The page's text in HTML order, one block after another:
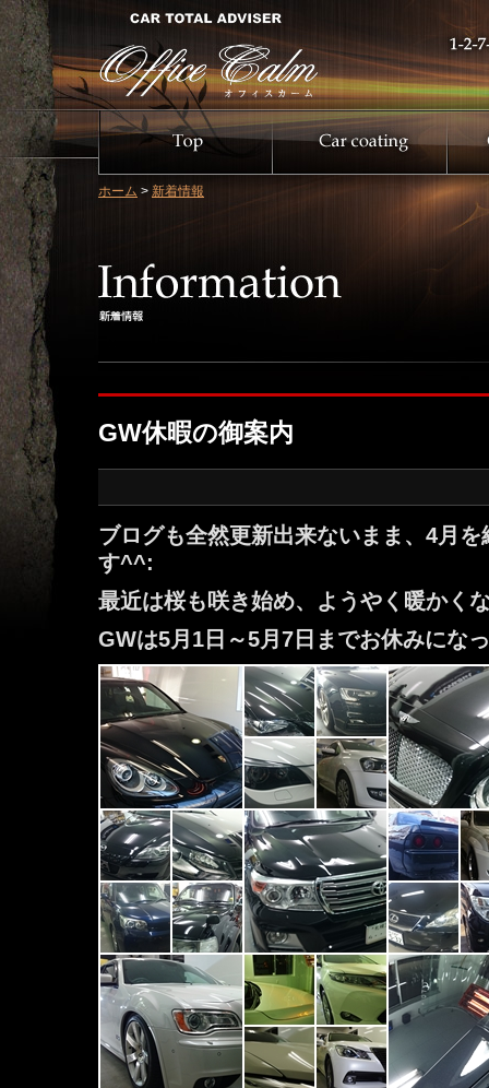
ホーム > 新着情報
GW休暇の御案内
ブログも全然更新出来ないまま、4月
す^^:
最近は桜も咲き始め、ようやく暖かく
GWは5月1日～5月7日までお休みにな